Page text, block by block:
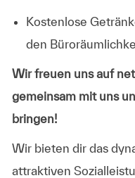
Kostenlose
den
Wir freuen uns auf
gemeinsam mit uns
bringen!
Wir bieten dir das
attraktiven